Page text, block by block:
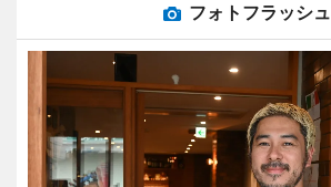
フォトフラッシュ